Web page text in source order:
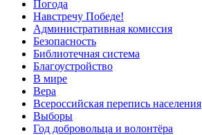
Погода
Навстречу Победе!
Административная комиссия
Безопасность
Библиотечная система
Благоустройство
В мире
Вера
Всероссийская перепись населения
Выборы
Год добровольца и волонтёра